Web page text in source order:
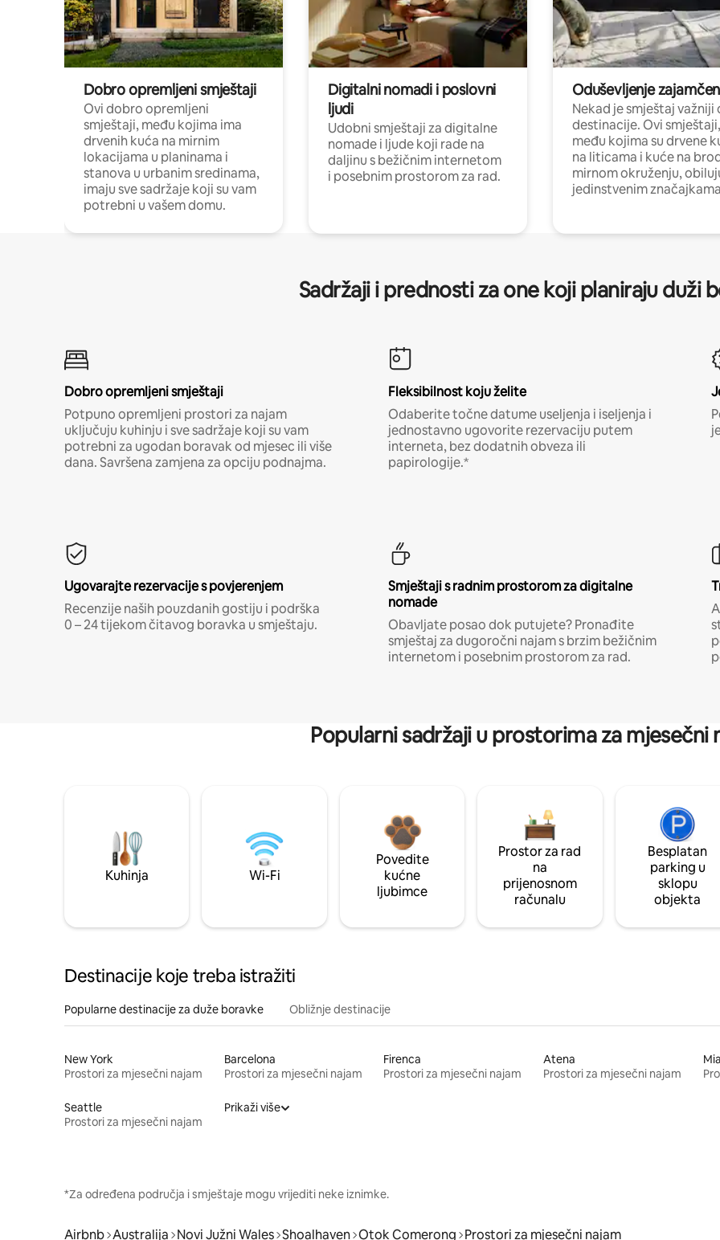
Dobro opremljeni smještaji
Ovi dobro opremljeni
smještaji, među kojima ima
drvenih kuća na mirnim
lokacijama u planinama i
stanova u urbanim sredinama,
imaju sve sadržaje koji su vam
potrebni u vašem domu.
Digitalni nomadi i poslovni
ljudi
Udobni smještaji za digitalne
nomade i ljude koji rade na
daljinu s bežičnim internetom
i posebnim prostorom za rad.
Oduševljenje
Nekad je smještaj važniji
destinacije. Ovi smještaji,
među kojima su drvene
na liticama i kuće na
mirnom okruženju,
jedinstvenim
Sadržaji i prednosti za one koji planiraju duži
Dobro opremljeni smještaji
Potpuno opremljeni prostori za najam
uključuju kuhinju i sve sadržaje koji su vam
potrebni za ugodan boravak od mjesec ili više
dana. Savršena zamjena za opciju podnajma.
Fleksibilnost koju želite
Odaberite točne datume useljenja i iseljenja i
jednostavno ugovorite rezervaciju putem
interneta, bez dodatnih obveza ili
papirologije.*
Ugovarajte rezervacije s povjerenjem
Recenzije naših pouzdanih gostiju i podrška
0 – 24 tijekom čitavog boravka u smještaju.
Smještaji s radnim prostorom za digitalne
nomade
Obavljate posao dok putujete? Pronađite
smještaj za dugoročni najam s brzim bežičnim
internetom i posebnim prostorom za rad.
Popularni sadržaji u prostorima za mjesečni
Kuhinja Wi-Fi
Povedite
kućne
ljubimce
Prostor za rad
na
prijenosnom
računalu
Besplatan
parking u
sklopu
objekta
Destinacije koje treba istražiti
Popularne destinacije za duže boravke Obližnje destinacije
New York
Prostori za mjesečni najam
Barcelona
Prostori za mjesečni najam
Firenca
Prostori za mjesečni najam
Atena
Prostori za mjesečni najam
Seattle
Prostori za mjesečni najam
Prikaži više
*Za određena područja i smještaje mogu vrijediti neke iznimke.
Airbnb Australija Novi Južni Wales Shoalhaven Otok Comerong Prostori za mjesečni najam